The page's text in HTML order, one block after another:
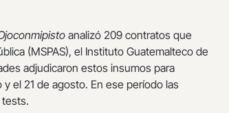
analizó 209 contratos que
(MSPAS), el Instituto Guatemalteco de
adjudicaron estos insumos para
el 21 de agosto. En ese período las